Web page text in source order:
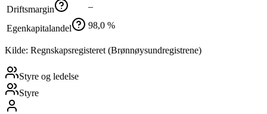
Driftsmargin –
Egenkapitalandel 98,0 %
Kilde: Regnskapsregisteret (Brønnøysundregistrene)
Styre og ledelse
Styre